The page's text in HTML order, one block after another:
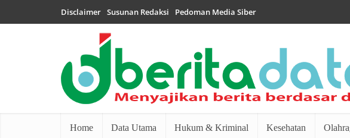
Disclaimer Susunan Redaksi Pedoman Media Siber
Home Data Utama Hukum & Kriminal Kesehatan